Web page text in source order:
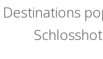
Destinations